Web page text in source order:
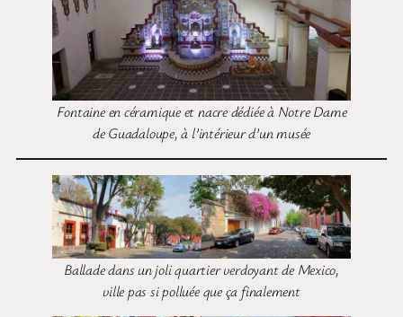
Fontaine en céramique et nacre dédiée à Notre Dame
de Guadaloupe, à l’intérieur d’un musée
Ballade dans un joli quartier verdoyant de Mexico,
ville pas si polluée que ça finalement